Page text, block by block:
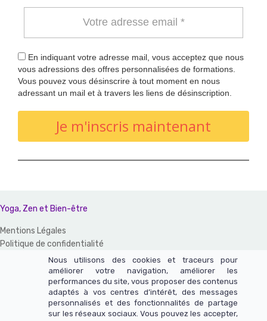
En indiquant votre adresse mail, vous acceptez que nous
vous adressions des offres personnalisées de formations.
Vous pouvez vous désinscrire à tout moment en nous
adressant un mail et à travers les liens de désinscription.
Je m'inscris maintenant
Yoga, Zen et Bien-être
Mentions Légales
Politique de confidentialité
Un site réalisé avec LearnyBox
Ce site n'appartient pas à Meta et n'est pas affilié à Meta Platforms,
Inc.
Nous utilisons des cookies et traceurs pour
améliorer votre navigation, améliorer les
performances du site, vous proposer des contenus
adaptés à vos centres d’intérêt, des messages
personnalisés et des fonctionnalités de partage
sur les réseaux sociaux. Vous pouvez les accepter,